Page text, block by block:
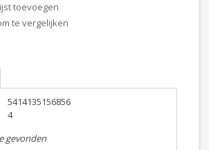
toevoegen
te vergelijken
5414135156856
4
gevonden